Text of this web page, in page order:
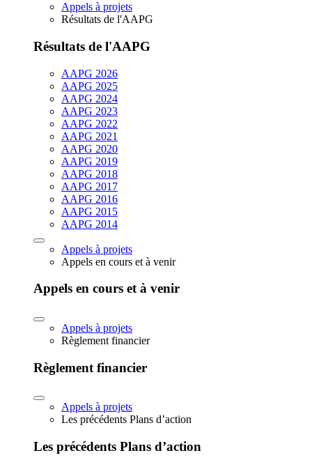
Appels à projets
Résultats de l'AAPG
Résultats de l'AAPG
AAPG 2026
AAPG 2025
AAPG 2024
AAPG 2023
AAPG 2022
AAPG 2021
AAPG 2020
AAPG 2019
AAPG 2018
AAPG 2017
AAPG 2016
AAPG 2015
AAPG 2014
Appels à projets
Appels en cours et à venir
Appels en cours et à venir
Appels à projets
Règlement financier
Règlement financier
Appels à projets
Les précédents Plans d’action
Les précédents Plans d’action